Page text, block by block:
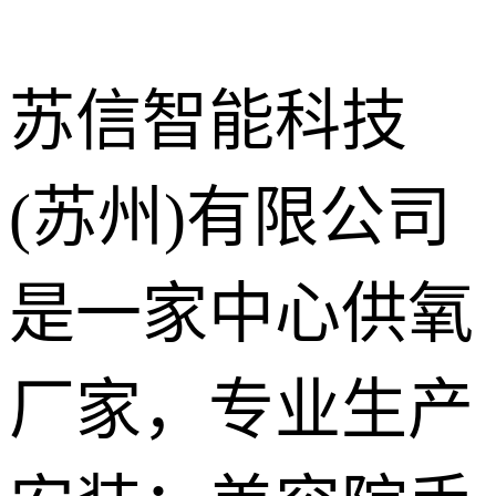
苏信智能科技
(苏州)有限公司
是一家中心供氧
厂家，专业生产
中心供氧系
统
气体终端
护理设备带
走廊扶手